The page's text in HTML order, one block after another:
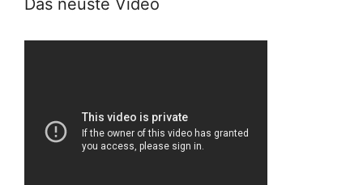
Das neuste Video